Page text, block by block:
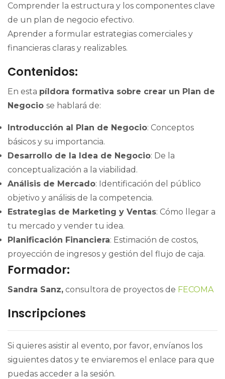
Comprender la estructura y los componentes clave
de un plan de negocio efectivo.
Aprender a formular estrategias comerciales y
financieras claras y realizables.
Contenidos:
En esta píldora formativa sobre crear un Plan de
Negocio se hablará de:
Introducción al Plan de Negocio: Conceptos
básicos y su importancia.
Desarrollo de la Idea de Negocio: De la
conceptualización a la viabilidad.
Análisis de Mercado: Identificación del público
objetivo y análisis de la competencia.
Estrategias de Marketing y Ventas: Cómo llegar a
tu mercado y vender tu idea.
Planificación Financiera: Estimación de costos,
proyección de ingresos y gestión del flujo de caja.
Formador:
Sandra Sanz, consultora de proyectos de FECOMA
Inscripciones
Si quieres asistir al evento, por favor, envíanos los
siguientes datos y te enviaremos el enlace para que
puedas acceder a la sesión.